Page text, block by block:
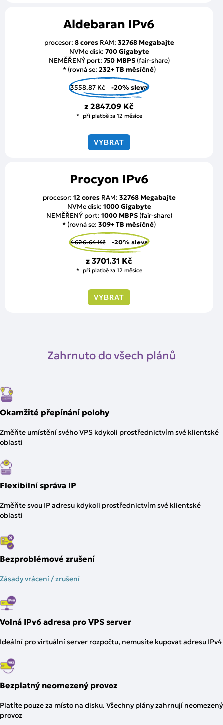
Aldebaran IPv6
procesor: 8 coresRAM: 32768 Megabajte
NVMe disk: 700 Gigabyte
NEMĚŘENÝ port: 750 MBPS(fair-share)
* (rovná se: 232+ TB měsíčně)
3558.87 Kč -20% sleva
z 2847.09 Kč
při platbě za 12 měsíce
VYBRAT
Procyon IPv6
procesor: 12 coresRAM: 32768 Megabajte
NVMe disk: 1000 Gigabyte
NEMĚŘENÝ port: 1000 MBPS(fair-share)
* (rovná se: 309+ TB měsíčně)
4626.64 Kč -20% sleva
z 3701.31 Kč
při platbě za 12 měsíce
VYBRAT
Zahrnuto do všech plánů
Okamžité přepínání polohy
Změňte umístění svého VPS kdykoli prostřednictvím své klientské
oblasti
Flexibilní správa IP
Změňte svou IP adresu kdykoli prostřednictvím své klientské
oblasti
Bezproblémové zrušení
Zásady vrácení / zrušení
Volná IPv6 adresa pro VPS server
Ideální pro virtuální server rozpočtu, nemusíte kupovat adresu IPv4
Bezplatný neomezený provoz
Platíte pouze za místo na disku. Všechny plány zahrnují neomezený
provoz